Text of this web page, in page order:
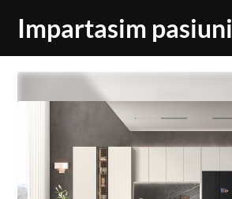
Impartasim pasiuni